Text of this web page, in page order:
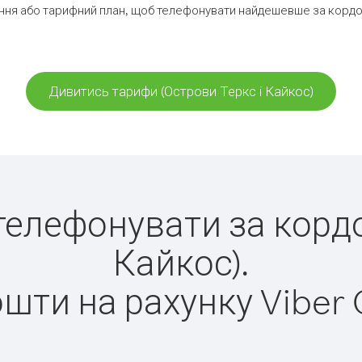
або тарифний план, щоб телефонувати найдешевше за
Дивитись тарифи (Острови Теркс і Кайкос)
за
Кайкос).
на рахунку